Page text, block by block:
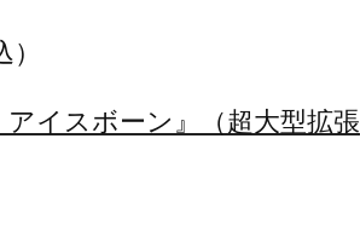
イスボーン』（超大型拡張